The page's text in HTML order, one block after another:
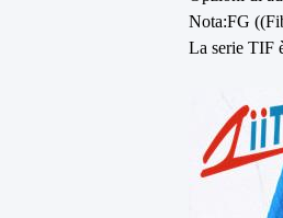
Nota:FG
La serie TIF